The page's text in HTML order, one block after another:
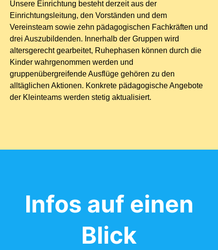
Unsere Einrichtung besteht derzeit aus der
Einrichtungsleitung, den Vorständen und dem
Vereinsteam sowie zehn pädagogischen Fachkräften und
drei Auszubildenden. Innerhalb der Gruppen wird
altersgerecht gearbeitet, Ruhephasen können durch die
Kinder wahrgenommen werden und
gruppenübergreifende Ausflüge gehören zu den
alltäglichen Aktionen. Konkrete pädagogische Angebote
der Kleinteams werden stetig aktualisiert.
Infos auf einen
Blick